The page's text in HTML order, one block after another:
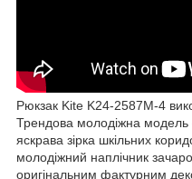
Рюкзак Kite K24-2587M-4
Трендова молодіжна модель
яскрава зірка шкільних
молодіжний наплічник
оригінальним фактурним